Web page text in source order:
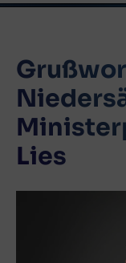
Lies